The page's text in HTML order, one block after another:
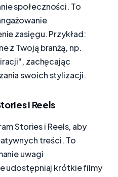
społeczności. To
zasięgu. Przykład:
z Twoją branżą, np.
zachęcając
swoich stylizacji.
i Reels
Stories i Reels, aby
treści. To
uwagi
udostępniaj krótkie filmy